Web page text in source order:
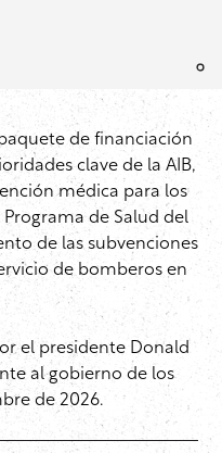
de financiación
clave de la AIB,
médica para los
Programa de Salud del
de las subvenciones
de bomberos en
el presidente Donald
al gobierno de los
de 2026.